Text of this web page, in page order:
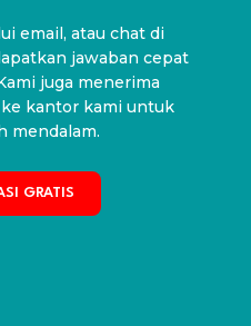
email, atau chat di
jawaban cepat
juga menerima
kantor kami untuk
mendalam.
GRATIS